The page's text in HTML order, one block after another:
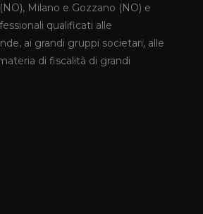
CARAVATI PAGANI TRA I
COMMERCIALISTI DELL’ANNO
2026
5 MAGGIO 2026
Milano e Gozzano (NO) e
qualificati alle
ai grandi gruppi societari, alle
di fiscalità di grandi